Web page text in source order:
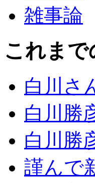
雑事論
これまで
白川さ
白川勝
白川勝
謹んで